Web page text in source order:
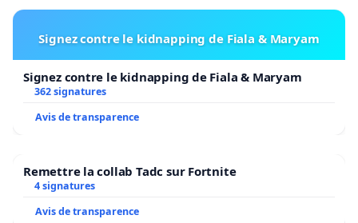
Signez contre le kidnapping de Fiala & Maryam
Signez contre le kidnapping de Fiala & Maryam
362 signatures
Avis de transparence
Remettre la collab Tadc sur Fortnite
4 signatures
Avis de transparence